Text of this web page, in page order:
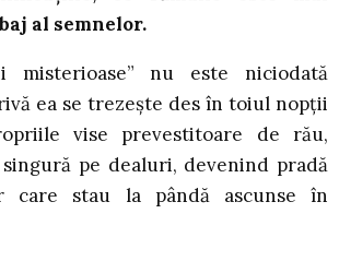
al semnelor.
misterioase” nu este niciodată
ea se trezește des în toiul nopții
vise prevestitoare de rău,
singură pe dealuri, devenind pradă
care stau la pândă ascunse în